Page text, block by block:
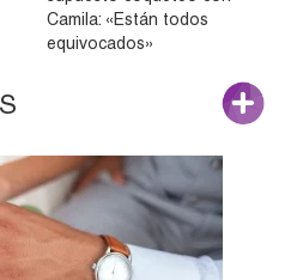
Camila: «Están todos
equivocados»